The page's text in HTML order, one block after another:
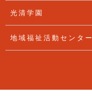
光清学園
地域福祉活動センター